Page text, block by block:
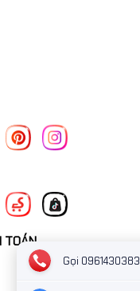
TOÁN
Gọi 0961430383